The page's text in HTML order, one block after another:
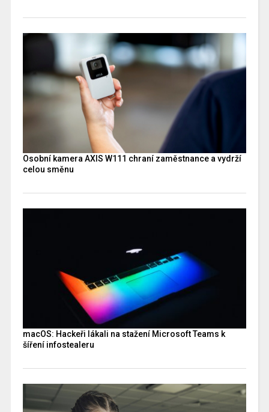
Osobní kamera AXIS W111 chraní zaměstnance a vydrží
celou směnu
macOS: Hackeři lákali na stažení Microsoft Teams k
šíření infostealeru